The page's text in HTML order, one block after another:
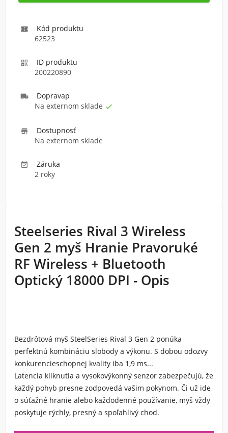

Kód produktu
62523

ID produktu
200220890
 Dopravap
Na externom sklade 

Dostupnosť
Na externom sklade

Záruka
2 roky
Steelseries Rival 3 Wireless
Gen 2 myš Hranie Pravoruké
RF Wireless + Bluetooth
Optický 18000 DPI - Opis
Bezdrôtová myš SteelSeries Rival 3 Gen 2 ponúka
perfektnú kombináciu slobody a výkonu. S dobou odozvy
konkurencieschopnej kvality iba 1,9 ms...
Latencia kliknutia a vysokovýkonný senzor zabezpečujú, že
každý pohyb presne zodpovedá vašim pokynom. Či už ide
o súťažné hranie alebo každodenné používanie, myš vždy
poskytuje rýchly, presný a spoľahlivý chod.